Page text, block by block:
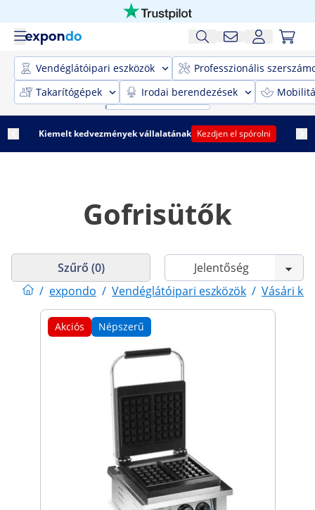
Vendéglátóipari eszközök
Professzionális
Takarítógépek
Irodai berendezések
Kiemelt kedvezmények vállalatának Kezdjen el spórolni
Gofrisütők
/ expondo / Vendéglátóipari eszközök / Vásári
Szűrő (0)
Akciós Népszerű